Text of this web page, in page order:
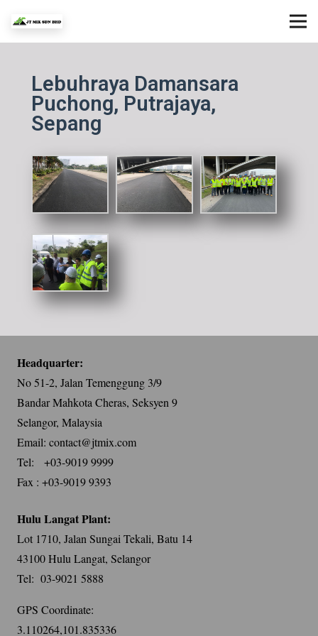
Lebuhraya Damansara
Puchong, Putrajaya,
Sepang
Headquarter:
No 51-2, Jalan Temenggung 3/9
Bandar Mahkota Cheras, Seksyen 9
Selangor, Malaysia
Email: contact@jtmix.com
Tel: +03-9019 9999
Fax : +03-9019 9393
Hulu Langat Plant:
Lot 1710, Jalan Sungai Tekali, Batu 14
43100 Hulu Langat, Selangor
Tel: 03-9021 5888
GPS Coordinate:
3.110264,101.835336